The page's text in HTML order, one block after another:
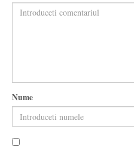
Nume